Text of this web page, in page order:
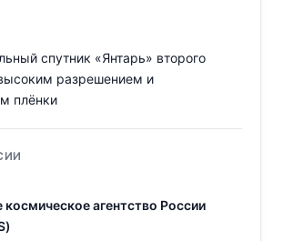
спутник «Янтарь» второго
разрешением и
плёнки
агентство России